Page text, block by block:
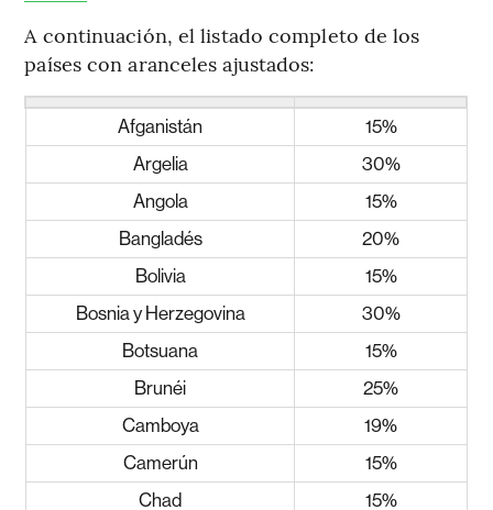
A continuación, el listado completo de los
países con aranceles ajustados:
Afganistán
15%
Argelia
30%
Angola
15%
Bangladés
20%
Bolivia
15%
Bosnia y Herzegovina
30%
Botsuana
15%
Brunéi
25%
Camboya
19%
Camerún
15%
Chad
15%